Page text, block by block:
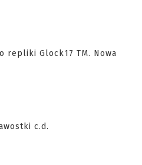
repliki Glock17 TM. Nowa